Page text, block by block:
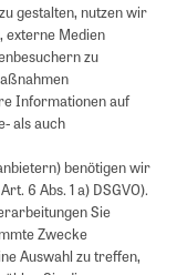
gestalten, nutzen wir
externe Medien
zu
Informationen auf
als auch
benötigen wir
6 Abs. 1 a) DSGVO).
Sie
Zwecke
Auswahl zu treffen,